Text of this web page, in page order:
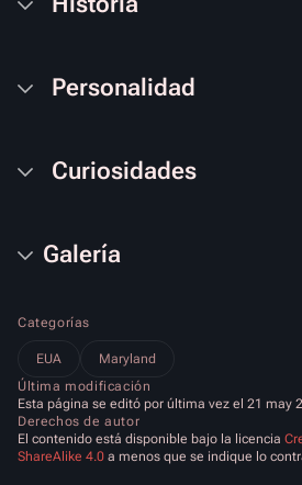
Personalidad
Curiosidades
Galería
Categorías
EUA
Maryland
Última modificación
Esta página se editó por última vez el 21 may
Derechos de autor
El contenido está disponible bajo la licencia
ShareAlike 4.0 a menos que se indique lo